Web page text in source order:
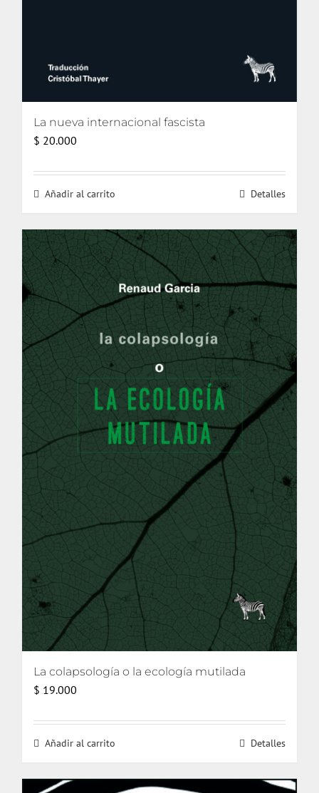
La nueva internacional fascista
$ 20.000
Añadir al carrito Detalles
La colapsología o la ecología mutilada
$ 19.000
Añadir al carrito Detalles